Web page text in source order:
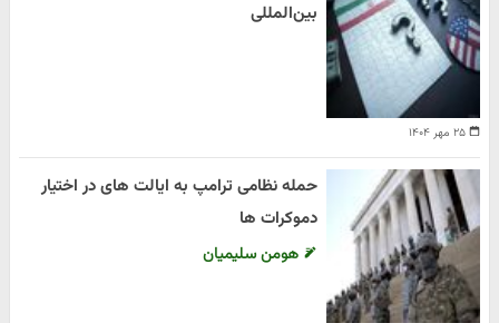
۲۵ مهر ۱۴۰۴
بین‌المللی
حمله نظامی ترامپ به ایالت های در اختیار
دموکرات ها
هومن سلیمیان